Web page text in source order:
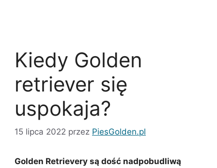
Kiedy Golden
retriever się
uspokaja?
15 lipca 2022 przez PiesGolden.pl
Golden Retrievery są dość nadpobudliwą